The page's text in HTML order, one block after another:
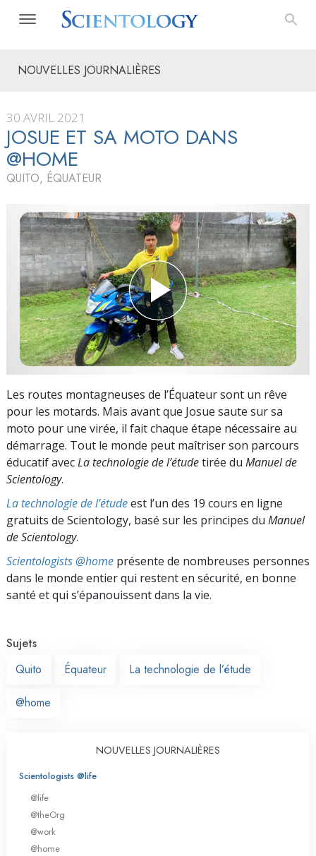
NOUVELLES JOURNALIÈRES
30 AVRIL 2021
JOSUE ET SA MOTO DANS
@HOME
QUITO, ÉQUATEUR
Les routes montagneuses de l’Équateur sont un rêve
pour les motards. Mais avant que Josue saute sur sa
moto pour une virée, il fait chaque étape nécessaire au
démarrage. Tout le monde peut maîtriser son parcours
éducatif avecLa technologie de l’étudetirée du Manuel de
Scientology.
La technologie de l’étudeest l’un des 19 cours en ligne
gratuits de Scientology, basé sur les principes du Manuel
de Scientology.
Scientologists @home présente de nombreuses personnes
dans le monde entier qui restent en sécurité, en bonne
santé et qui s’épanouissent dans la vie.
Sujets
Quito
Équateur La technologie de l’étude
@home
NOUVELLES JOURNALIÈRES
Scientologists @life
@life
@theOrg
@work
@home